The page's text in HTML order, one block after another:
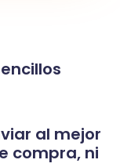
al mejor
compra, ni